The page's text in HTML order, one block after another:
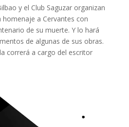
y el Club Saguzar organizan
a Cervantes con
de su muerte. Y lo hará
de algunas de sus obras.
correrá a cargo del escritor